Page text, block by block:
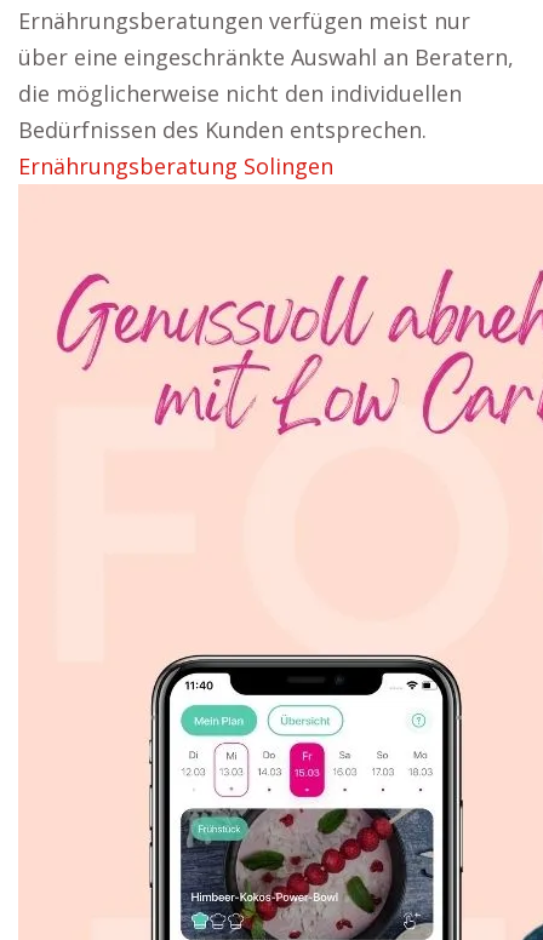
Ernährungsberatungen verfügen meist nur
über eine eingeschränkte Auswahl an Beratern,
die möglicherweise nicht den individuellen
Bedürfnissen des Kunden entsprechen.
Ernährungsberatung Solingen